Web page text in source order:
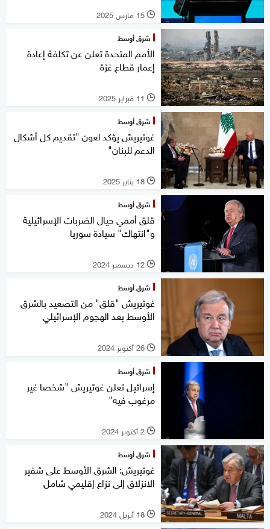
l 15 مارس 2025
شرق أوسط
الأمم المتحدة تعلن عن تكلفة إعادة
إعمار قطاع غزة
l 11 فبراير 2025
شرق أوسط
غوتيريش يؤكد لعون "تقديم كل أشكال
الدعم للبنان"
l 18 يناير 2025
شرق أوسط
قلق أممي حيال الضربات الإسرائيلية
و"انتهاك" سيادة سوريا
l 12 ديسمبر 2024
شرق أوسط
غوتيريش "قلق" من التصعيد بالشرق
الأوسط بعد الهجوم الإسرائيلي
l 26 أكتوبر 2024
شرق أوسط
إسرائيل تعلن غوتيريش "شخصا غير
مرغوب فيه"
l 2 أكتوبر 2024
شرق أوسط
غوتيريش: الشرق الأوسط على شفير
الانزلاق إلى نزاع إقليمي شامل
l 18 أبريل 2024